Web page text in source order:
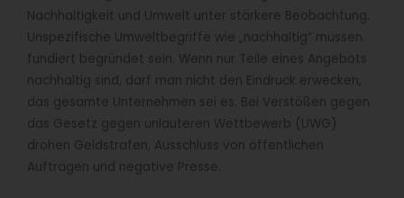
Nachhaltigkeit und Umwelt unter stärkere Beobachtung.
Unspezifische Umweltbegriffe wie „nachhaltig“ müssen
fundiert begründet sein. Wenn nur Teile eines Angebots
nachhaltig sind, darf man nicht den Eindruck erwecken,
das gesamte Unternehmen sei es. Bei Verstößen gegen
das Gesetz gegen unlauteren Wettbewerb (UWG)
drohen Geldstrafen, Ausschluss von öffentlichen
Aufträgen und negative Presse.